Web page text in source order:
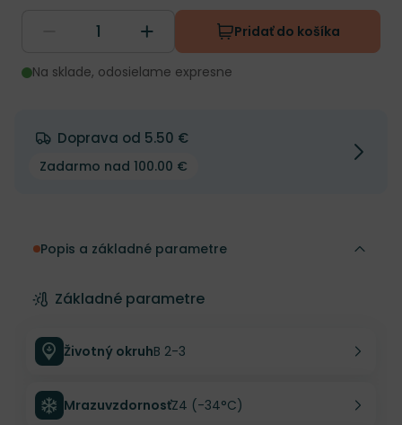
Pridať do košíka
Na sklade, odosielame expresne
Doprava od 5.50 €
Zadarmo nad 100.00 €
Popis a základné parametre
Základné parametre
Životný okruhB 2-3
MrazuvzdornosťZ4 (-34°C)